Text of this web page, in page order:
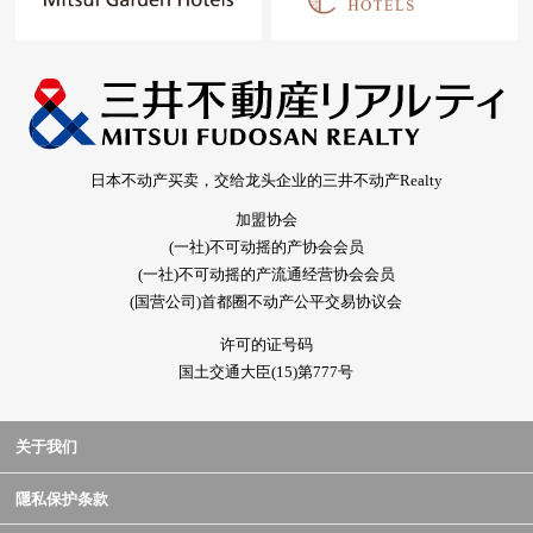
日本不动产买卖，交给龙头企业的三井不动产Realty
加盟协会
(一社)不可动摇的产协会会员
(一社)不可动摇的产流通经营协会会员
(国营公司)首都圈不动产公平交易协议会
许可的证号码
国土交通大臣(15)第777号
关于我们
隱私保护条款